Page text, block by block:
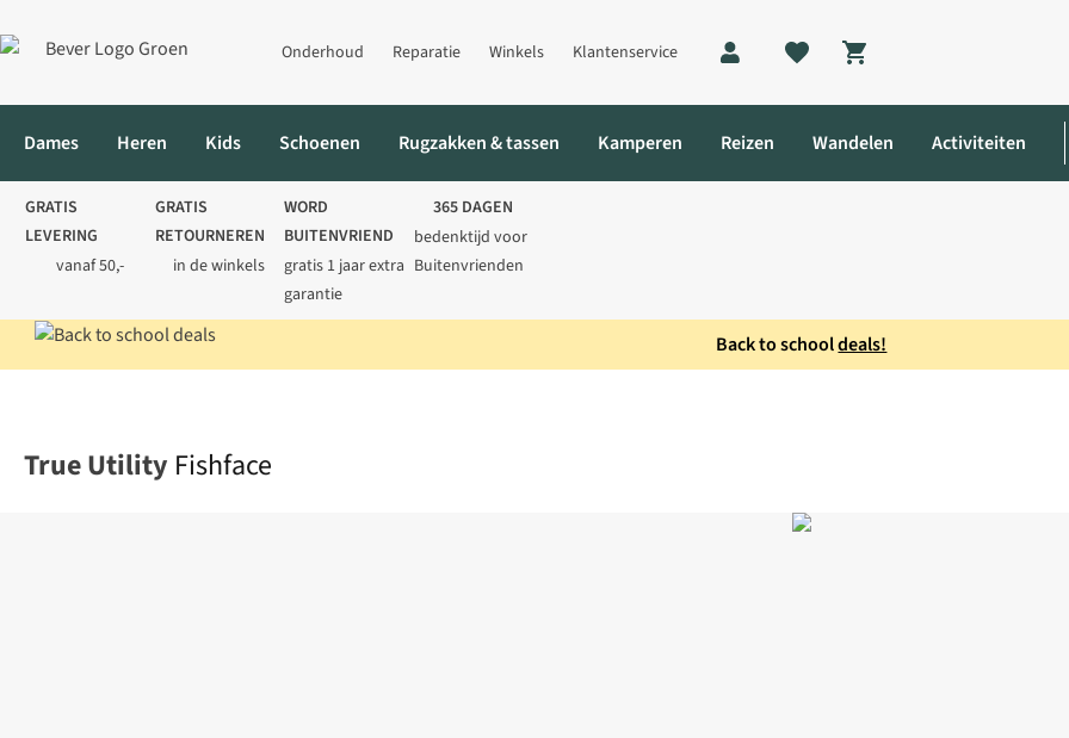
Onderhoud Reparatie Winkels Klantenservice
Shopping cart
Dames Heren Kids Schoenen Rugzakken & tassen Kamperen Reizen Wandelen Activiteiten
GRATIS
LEVERING
vanaf 50,-
GRATIS
RETOURNEREN
in de winkels
WORD
BUITENVRIEND
gratis 1 jaar extra
garantie
365 DAGEN
bedenktijd voor
Buitenvrienden
Back to schooldeals!
True Utility Fishface